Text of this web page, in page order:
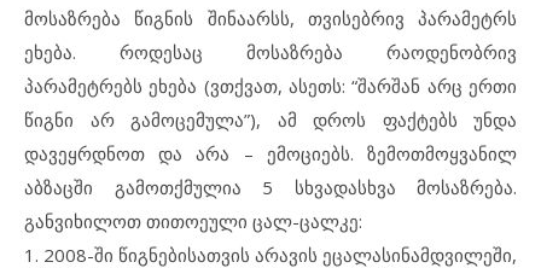
მოსაზრება წიგნის შინაარსს, თვისებრივ პარამეტრს
ეხება. როდესაც მოსაზრება რაოდენობრივ
პარამეტრებს ეხება (ვთქვათ, ასეთს: “შარშან არც ერთი
წიგნი არ გამოცემულა”), ამ დროს ფაქტებს უნდა
დავეყრდნოთ და არა – ემოციებს. ზემოთმოყვანილ
აბზაცში გამოთქმულია 5 სხვადასხვა მოსაზრება.
განვიხილოთ თითოეული ცალ-ცალკე:
1. 2008-ში წიგნებისათვის არავის ეცალასინამდვილეში,